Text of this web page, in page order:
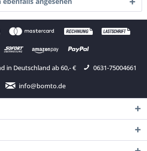
in Deutschland ab 60,- € 0631-75004661
info@bomto.de